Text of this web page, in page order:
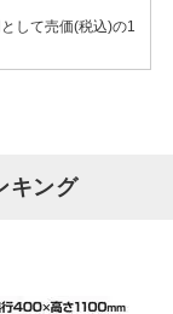
して売価(税込)の1
キング